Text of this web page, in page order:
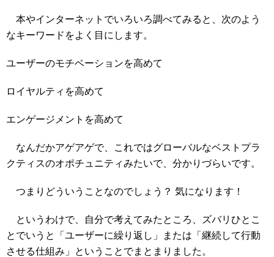
本やインターネットでいろいろ調べてみると、次のよう
なキーワードをよく目にします。
ユーザーのモチベーションを高めて
ロイヤルティを高めて
エンゲージメントを高めて
なんだかアゲアゲで、これではグローバルなベストプラ
クティスのオポチュニティみたいで、分かりづらいです。
つまりどういうことなのでしょう？ 気になります！
というわけで、自分で考えてみたところ、ズバリひとこ
とでいうと「ユーザーに繰り返し」または「継続して行動
させる仕組み」ということでまとまりました。